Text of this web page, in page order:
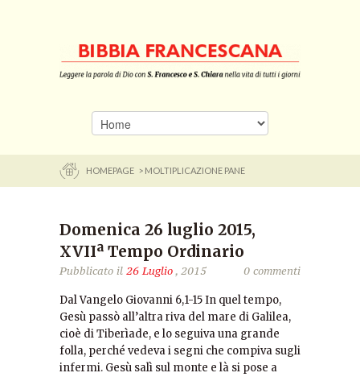
HOMEPAGE > MOLTIPLICAZIONE PANE
Domenica 26 luglio 2015,
XVIIª Tempo Ordinario
Pubblicato il 26 Luglio, 2015 0 commenti
Dal Vangelo Giovanni 6,1-15 In quel tempo,
Gesù passò all’altra riva del mare di Galilea,
cioè di Tiberìade, e lo seguiva una grande
folla, perché vedeva i segni che compiva sugli
infermi. Gesù salì sul monte e là si pose a